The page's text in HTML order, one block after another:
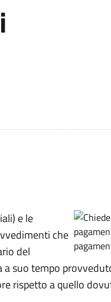
e le
che
del
suo tempo
rispetto a quello